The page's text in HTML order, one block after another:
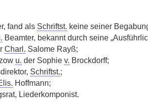
fand als Schriftst. keine seiner
Beamter, bekannt durch seine
Charl. Salome Rayß;
u. der Sophie v. Brockdorff;
Schriftst.;
Hoffmann;
Liederkomponist.